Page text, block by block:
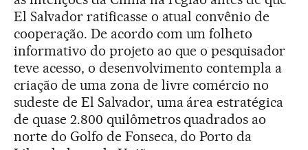
El Salvador ratificasse o atual convênio de
cooperação. De acordo com um folheto
informativo do projeto ao que o pesquisador
teve acesso, o desenvolvimento contempla a
criação de uma zona de livre comércio no
sudeste de El Salvador, uma área estratégica
de quase 2.800 quilômetros quadrados ao
norte do Golfo de Fonseca, do Porto da